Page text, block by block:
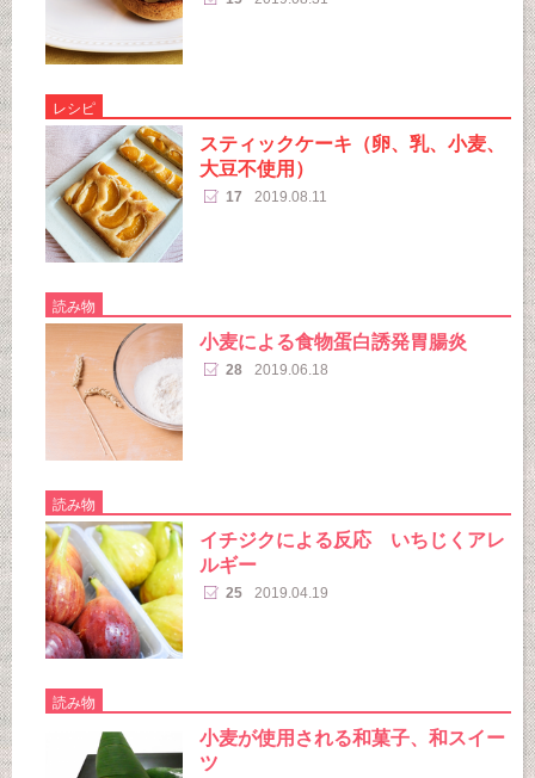
レシピ
スティックケーキ（卵、乳、小麦、
大豆不使用）
17 2019.08.11
読み物
小麦による食物蛋白誘発胃腸炎
28 2019.06.18
読み物
イチジクによる反応 いちじくアレ
ルギー
25 2019.04.19
読み物
小麦が使用される和菓子、和スイー
ツ